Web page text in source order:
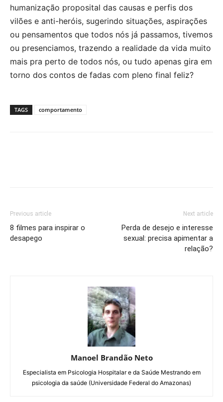
humanização proposital das causas e perfis dos
vilões e anti-heróis, sugerindo situações, aspirações
ou pensamentos que todos nós já passamos, tivemos
ou presenciamos, trazendo a realidade da vida muito
mais pra perto de todos nós, ou tudo apenas gira em
torno dos contos de fadas com pleno final feliz?
TAGS comportamento
Previous article
8 filmes para inspirar o
desapego
Next article
Perda de desejo e interesse
sexual: precisa apimentar a
relação?
Manoel Brandão Neto
Especialista em Psicologia Hospitalar e da Saúde Mestrando em
psicologia da saúde (Universidade Federal do Amazonas)